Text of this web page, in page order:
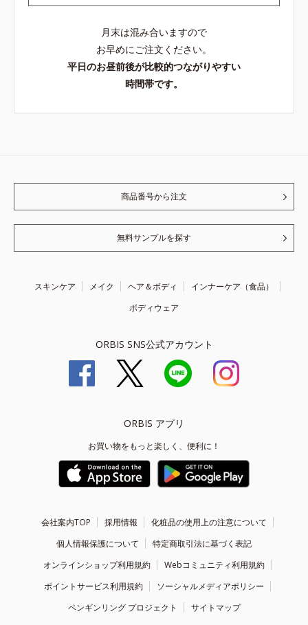
月末は混み合いますので
お早めにご注文ください。
平日のお昼前後が比較的つながりやすい
時間帯です。
商品番号から注文
無料サンプルを探す
スキンケア メイク ヘア＆ボディ
インナーケア（食品）
ボディウェア
ORBIS SNS公式アカウント
ORBIS アプリ
お買い物をもっと楽しく、便利に！
会社案内TOP 採用情報
化粧品の使用上の注意について
個人情報保護について
特定商取引法に基づく表記
オンラインショップ利用規約
Webコミュニティ利用規約
ポイントサービス利用規約
ソーシャルメディアポリシー
ペンギンリング プロジェクト
サイトマップ